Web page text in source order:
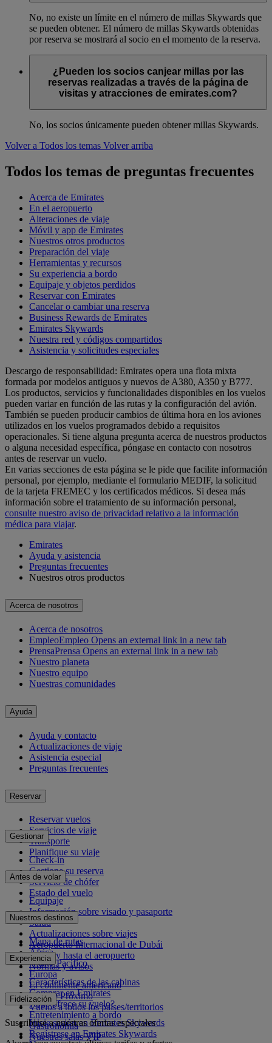
No, no existe un límite en el número de millas Skywards que
se pueden obtener. El número de millas Skywards obtenidas
por reserva se mostrará al socio en el momento de la reserva.
¿Pueden los socios canjear millas por las
reservas realizadas a través de la página de
visitas y atracciones de emirates.com?
No, los socios únicamente pueden obtener millas Skywards.
Volver a Todos los temas Volver arriba
Todos los temas de preguntas frecuentes
Acerca de Emirates
En el aeropuerto
Alteraciones de viaje
Móvil y app de Emirates
Nuestros otros productos
Preparación del viaje
Herramientas y recursos
Su experiencia a bordo
Equipaje y objetos perdidos
Reservar con Emirates
Cancelar o cambiar una reserva
Business Rewards de Emirates
Emirates Skywards
Nuestra red y códigos compartidos
Asistencia y solicitudes especiales
Descargo de responsabilidad: Emirates opera una flota mixta
formada por modelos antiguos y nuevos de A380, A350 y B777.
Los productos, servicios y funcionalidades disponibles en los vuelos
pueden variar en función de las rutas y la configuración del avión.
También se pueden producir cambios de última hora en los aviones
utilizados en los vuelos programados debido a requisitos
operacionales. Si tiene alguna pregunta acerca de nuestros productos
o alguna necesidad específica, póngase en contacto con nosotros
antes de reservar un vuelo.
En varias secciones de esta página se le pide que facilite información
personal, por ejemplo, mediante el formulario MEDIF, la solicitud
de la tarjeta FREMEC y los certificados médicos. Si desea más
información sobre el tratamiento de su información personal,
consulte nuestro aviso de privacidad relativo a la información
médica para viajar.
Emirates
Ayuda y asistencia
Preguntas frecuentes
Nuestros otros productos
Acerca de nosotros
Acerca de nosotros
EmpleoEmpleo Opens an external link in a new tab
PrensaPrensa Opens an external link in a new tab
Nuestro planeta
Nuestro equipo
Nuestras comunidades
Ayuda
Ayuda y contacto
Actualizaciones de viaje
Asistencia especial
Preguntas frecuentes
Reservar
Reservar vuelos
Servicios de viaje
Transporte
Planifique su viaje
Gestionar
Check-in
Gestione su reserva
Servicio de chófer
Estado del vuelo
Antes de volar
Equipaje
Información sobre visado y pasaporte
Salud
Actualizaciones sobre viajes
Aeropuerto Internacional de Dubái
Desde y hasta el aeropuerto
Normas y avisos
Nuestros destinos
Mapa de rutas
África
Asia y Pacífico
Europa
El continente americano
Oriente Próximo
Vuelos a todos los países/territorios
Experiencia
Características de las cabinas
Comprar en Emirates
¿Qué ofrece su vuelo?
Entretenimiento a bordo
Gastronomía
Nuestras salas VIP
Fidelización
Inicie sesión en Emirates Skywards
Regístrese en Emirates Skywards
Suscribirse a nuestras ofertas especiales